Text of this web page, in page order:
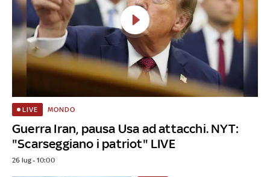
Guerra Iran, pausa Usa ad attacchi. NYT:
"Scarseggiano i patriot" LIVE
LIVE MONDO
26 lug - 10:00